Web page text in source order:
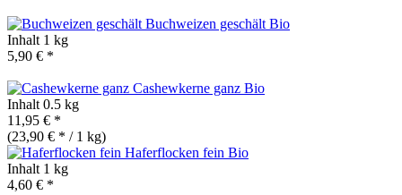
Buchweizen geschält Bio
Inhalt 1 kg
5,90 € *
Cashewkerne ganz Bio
Inhalt 0.5 kg
11,95 € *
(23,90 € * / 1 kg)
Haferflocken fein Bio
Inhalt 1 kg
4,60 € *